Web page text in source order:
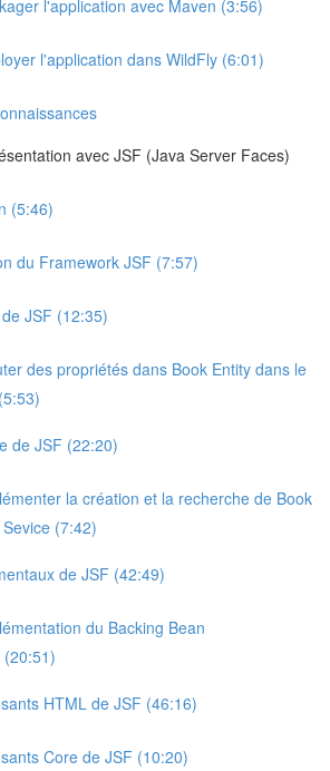
l'application avec Maven (3:56)
l'application dans WildFly (6:01)
avec JSF (Java Server Faces)
(5:46)
du Framework JSF (7:57)
JSF (12:35)
des propriétés dans Book Entity dans le
de JSF (22:20)
la création et la recherche de Book
(7:42)
de JSF (42:49)
du Backing Bean
(20:51)
HTML de JSF (46:16)
Core de JSF (10:20)